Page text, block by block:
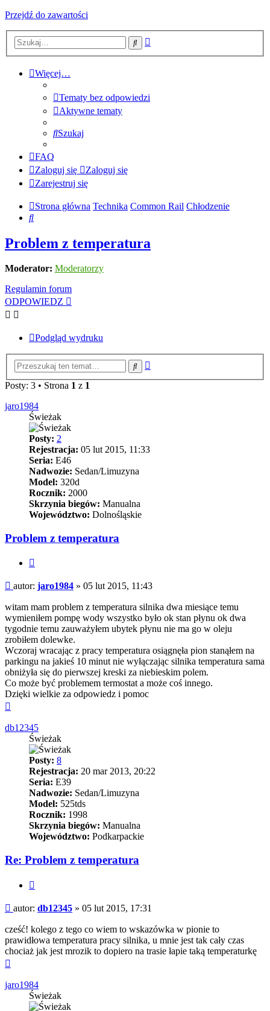
Przejdź do zawartości
Szukaj
Więcej…
Tematy bez odpowiedzi
Aktywne tematy
Szukaj
FAQ
Zaloguj się
Zaloguj się
Zarejestruj się
Strona główna Technika Common Rail Chłodzenie
Szukaj
Problem z temperatura
Moderator: Moderatorzy
Regulamin forum
ODPOWIEDZ
Podgląd wydruku
Szukaj
Posty: 3 • Strona 1 z 1
jaro1984
Świeżak
Posty: 2
Rejestracja: 05 lut 2015, 11:33
Seria: E46
Nadwozie: Sedan/Limuzyna
Model: 320d
Rocznik: 2000
Skrzynia biegów: Manualna
Województwo: Dolnośląskie
Problem z temperatura
Post
autor: jaro1984 » 05 lut 2015, 11:43
witam mam problem z temperatura silnika dwa miesiące temu
wymieniłem pompę wody wszystko było ok stan płynu ok dwa
tygodnie temu zauważyłem ubytek płynu nie ma go w oleju
zrobiłem dolewke.
Wczoraj wracając z pracy temperatura osiągnęła pion stanąłem na
parkingu na jakieś 10 minut nie wyłączając silnika temperatura sama
obniżyła się do pierwszej kreski za niebieskim polem.
Co może być problemem termostat a może coś innego.
Dzięki wielkie za odpowiedz i pomoc
db12345
Świeżak
Posty: 8
Rejestracja: 20 mar 2013, 20:22
Seria: E39
Nadwozie: Sedan/Limuzyna
Model: 525tds
Rocznik: 1998
Skrzynia biegów: Manualna
Województwo: Podkarpackie
Re: Problem z temperatura
Post
autor: db12345 » 05 lut 2015, 17:31
cześć! kolego z tego co wiem to wskazówka w pionie to
prawidłowa temperatura pracy silnika, u mnie jest tak cały czas
chociaż jak jest mrozik to dopiero na trasie łapie taką temperaturkę
jaro1984
Świeżak